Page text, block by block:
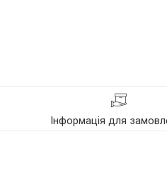
Інформація для